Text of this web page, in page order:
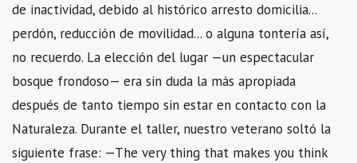
de inactividad, debido al histórico arresto domicilia...
perdón, reducción de movilidad... o alguna tontería así,
no recuerdo. La elección del lugar —un espectacular
bosque frondoso— era sin duda la más apropiada
después de tanto tiempo sin estar en contacto con la
Naturaleza. Durante el taller, nuestro veterano soltó la
siguiente frase: —The very thing that makes you think